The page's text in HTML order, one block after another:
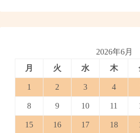
2026年6月
月
火 水 木
1 2 3 4
8 9 10 11
15 16 17 18